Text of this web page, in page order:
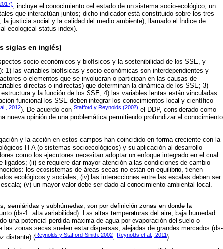
, incluye el conocimiento del estado de un sistema socio-ecológico, un
que interactúan juntos; dicho indicador está constituido sobre los tres
justicia social y la calidad del medio ambiente), llamado el Índice de
ecological status index).
siglas en inglés)
socio-económicos y biofísicos y la sostenibilidad de los SSE, y
): 1) las variables biofísicas y socio-económicas son interdependientes y
o elementos que se involucran o participan en las causas de
directas o indirectas) que determinan la dinámica de los SSE; 3)
y la función de los SSE; 4) las variables lentas están vinculadas
funcional los SSE deben integrar los conocimientos local y científico
2012). De acuerdo con Stafford y Reynolds (2002) el DDP, considerado como
nueva opinión de una problemática permitiendo profundizar el conocimiento
y la acción en estos campos han coincidido en forma creciente con la
H-A (o sistemas socioecológicos) y su aplicación al desarrollo
como los ejecutores necesitan adoptar un enfoque integrado en el cual
(ii) se requiere dar mayor atención a las condiciones de cambio
los ecosistemas de áreas secas no están en equilibrio, tienen
ecológicos y sociales; (iv) las interacciones entre las escalas deben ser
(v) un mayor valor debe ser dado al conocimiento ambiental local.
semiáridas y subhúmedas, son por definición zonas en donde la
(ds-1: alta variabilidad). Las altas temperaturas del aire, baja humedad
una potencial perdida máxima de agua por evaporación del suelo o
las zonas secas suelen estar dispersas, alejadas de grandes mercados (ds-
distante) (Reynolds y Stafford-Smith, 2002; Reynolds et al., 2011).